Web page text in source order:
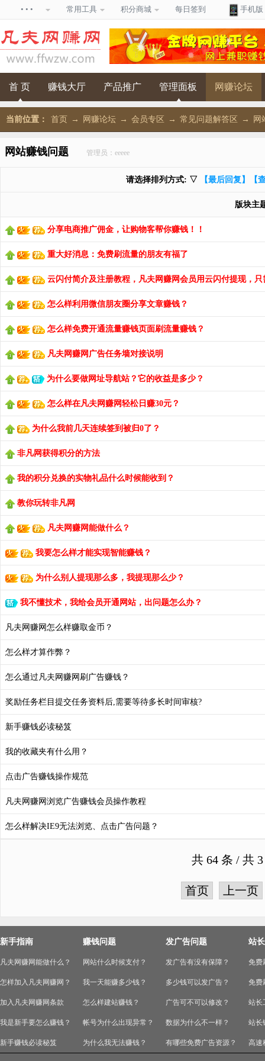
• • • 常用工具 积分商城 每日签到 手机版
首 页 赚钱大厅 产品推广 管理面板 网赚论坛
当前位置： 首页 → 网赚论坛 → 会员专区 → 常见问题解答区 → 网
网站赚钱问题 管理员：eeeee
请选择排列方式: ▽ 【最后回复】 【
版块主
分享电商推广佣金，让购物客帮你赚钱！！
重大好消息：免费刷流量的朋友有福了
云闪付简介及注册教程，凡夫网赚网会员用云闪付提现，只
怎么样利用微信朋友圈分享文章赚钱？
怎么样免费开通流量赚钱页面刷流量赚钱？
凡夫网赚网广告任务墙对接说明
为什么要做网址导航站？它的收益是多少？
怎么样在凡夫网赚网轻松日赚30元？
为什么我前几天连续签到被归0了？
非凡网获得积分的方法
我的积分兑换的实物礼品什么时候能收到？
教你玩转非凡网
凡夫网赚网能做什么？
我要怎么样才能实现智能赚钱？
为什么别人提现那么多，我提现那么少？
我不懂技术，我给会员开通网站，出问题怎么办？
凡夫网赚网怎么样赚取金币？
怎么样才算作弊？
怎么通过凡夫网赚网刷广告赚钱？
奖励任务栏目提交任务资料后,需要等待多长时间审核?
新手赚钱必读秘笈
我的收藏夹有什么用？
点击广告赚钱操作规范
凡夫网赚网浏览广告赚钱会员操作教程
怎么样解决IE9无法浏览、点击广告问题？
共 64 条 /
首页 上一页
新手指南
凡夫网赚网能做什么？
怎样加入凡夫网赚网？
加入凡夫网赚网条款
我是新手要怎么赚钱？
新手赚钱必读秘笈
赚钱问题
网站什么时候支付？
我一天能赚多少钱？
怎么样建站赚钱？
帐号为什么出现异常？
为什么我无法赚钱？
发广告问题
发广告有没有保障？
多少钱可以发广告？
广告可不可以修改？
数据为什么不一样？
有哪些免费广告资源？
站
免费
免费
站长
站长
高速